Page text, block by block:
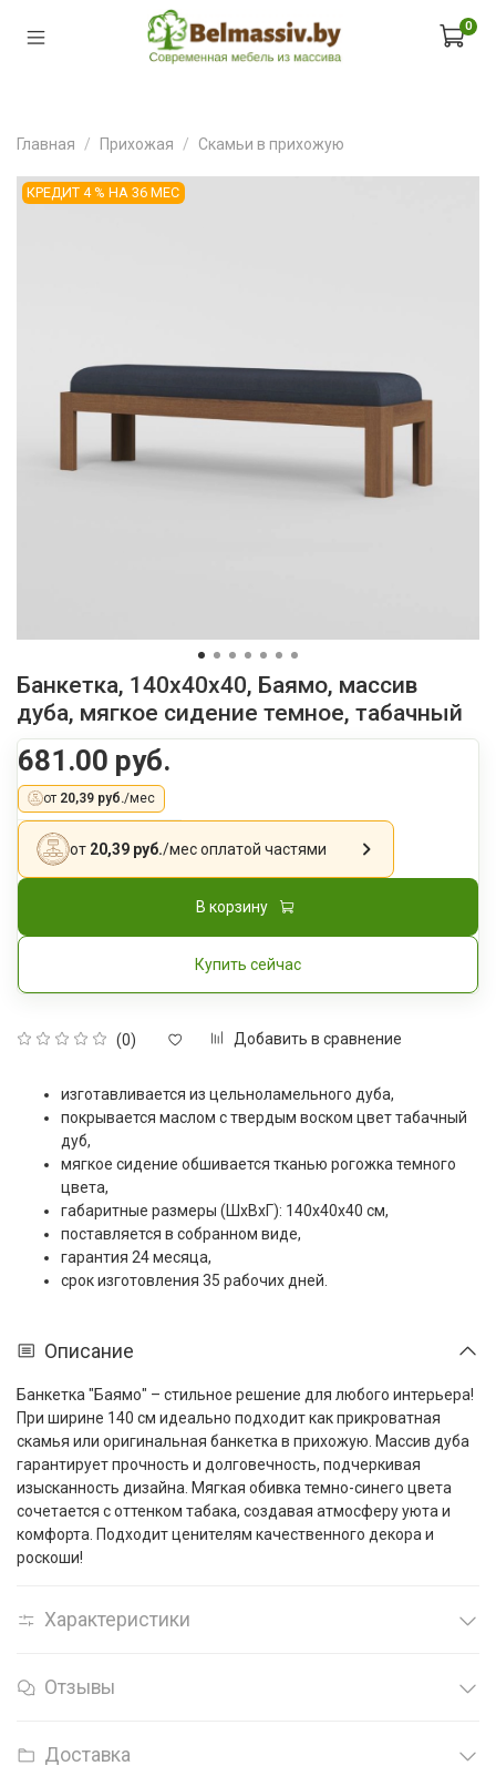
0
Главная Прихожая Скамьи в прихожую
КРЕДИТ 4 % НА 36 МЕС
Банкетка, 140x40x40, Баямо, массив
дуба, мягкое сидение темное, табачный
(0) Добавить в сравнение
681.00 руб.
от 20,39 руб./мес
от 20,39 руб./месоплатой частями
В корзину
Купить сейчас
изготавливается из цельноламельного дуба,
покрывается маслом с твердым воском цветтабачный
дуб,
мягкое сидение обшивается тканью рогожка темного
цвета,
габаритные размеры (ШxВxГ): 140x40x40 см,
поставляется в собранном виде,
гарантия 24 месяца,
срок изготовления 35 рабочих дней.
Описание
Банкетка "Баямо" – стильное решение для любого интерьера!
При ширине 140 см идеально подходит как прикроватная
скамья или оригинальная банкетка в прихожую. Массив дуба
гарантирует прочность и долговечность, подчеркивая
изысканность дизайна. Мягкая обивка темно-синего цвета
сочетается с оттенком табака, создавая атмосферу уюта и
комфорта. Подходит ценителям качественного декора и
роскоши!
Характеристики
Отзывы
Доставка